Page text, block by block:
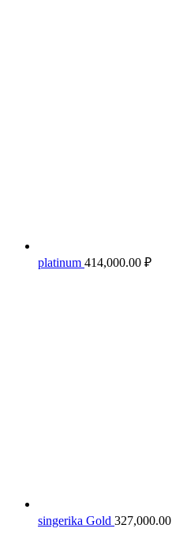
platinum 414,000.00 ₽
singerika Gold 327,000.00